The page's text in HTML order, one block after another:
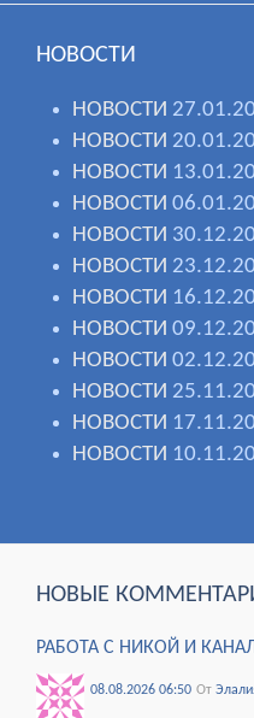
НОВОСТИ
НОВОСТИ
НОВОСТИ
НОВОСТИ
НОВОСТИ
НОВОСТИ
НОВОСТИ
НОВОСТИ
НОВОСТИ
НОВОСТИ
НОВОСТИ
НОВОСТИ
НОВОСТИ
НОВЫЕ
РАБОТА С НИКОЙ И
08.08.2026 06:50 От